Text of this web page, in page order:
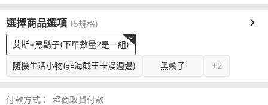
選擇商品選項 (5規格)
艾斯+黑鬍子(下單數量2是一組)
隨機生活小物(非海賊王卡漫週邊) 黑鬍子 +2
付款方式：
超商取貨付款